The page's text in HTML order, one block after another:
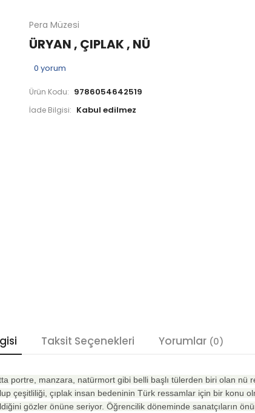
Pera Müzesi
ÜRYAN , ÇIPLAK , NÜ
0 yorum
Ürün Kodu: 9786054642519
İade Bilgisi:
Taksit Seçenekleri Yorumlar (0)
portre, manzara, natürmort gibi belli başlı tülerden biri olan nü
çeşitliliği, çıplak insan bedeninin Türk ressamlar için bir konu
gözler önüne seriyor. Öğrencilik döneminde sanatçıların